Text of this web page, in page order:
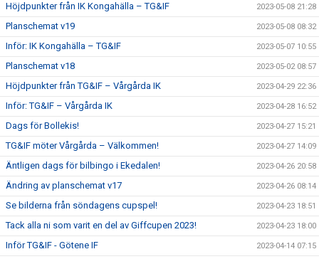
Höjdpunkter från IK Kongahälla – TG&IF 2023-05-08 21:28
Planschemat v19 2023-05-08 08:32
Inför: IK Kongahälla – TG&IF 2023-05-07 10:55
Planschemat v18 2023-05-02 08:57
Höjdpunkter från TG&IF – Vårgårda IK 2023-04-29 22:36
Inför: TG&IF – Vårgårda IK 2023-04-28 16:52
Dags för Bollekis! 2023-04-27 15:21
TG&IF möter Vårgårda – Välkommen! 2023-04-27 14:09
Äntligen dags för bilbingo i Ekedalen! 2023-04-26 20:58
Ändring av planschemat v17 2023-04-26 08:14
Se bilderna från söndagens cupspel! 2023-04-23 18:51
Tack alla ni som varit en del av Giffcupen 2023! 2023-04-23 18:00
Inför TG&IF - Götene IF 2023-04-14 07:15